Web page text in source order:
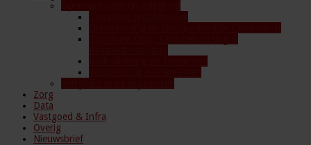
Zorg
Data
Vastgoed & Infra
Overig
Nieuwsbrief